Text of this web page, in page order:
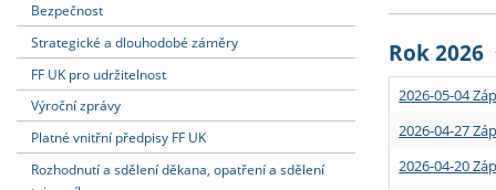
Dozvědět se více Strategie
Podpora
Podat přihlášku Učitelské
Dozvědět se více
Rigorózní
Dozvědět se více
Granty a
Dozvědět se více
Bezpečnost
Strategické a dlouhodobé záměry
FF UK pro udržitelnost
Výroční zprávy
Platné vnitřní předpisy FF UK
Rozhodnutí a sdělení děkana, opatření a sdělení
Rok 2026
2026-05-04
2026-04-27
2026-04-20